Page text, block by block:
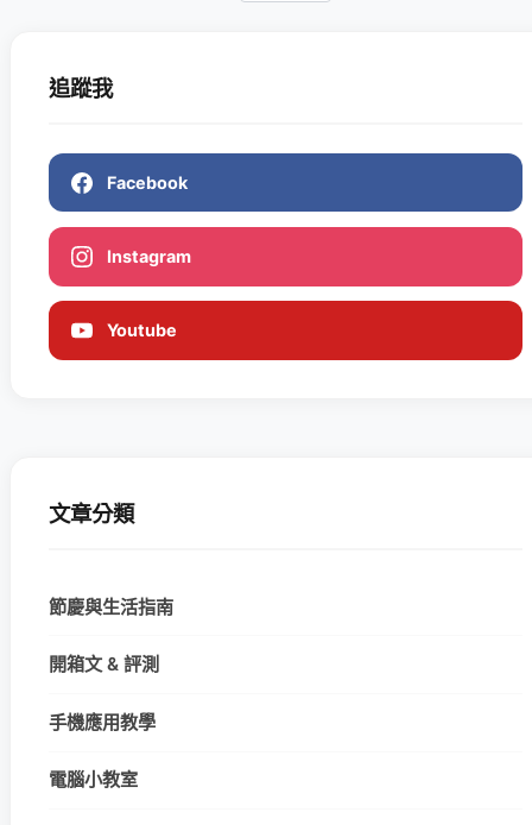
追蹤我
Facebook
Instagram
Youtube
文章分類
節慶與生活指南
開箱文 & 評測
手機應用教學
電腦小教室